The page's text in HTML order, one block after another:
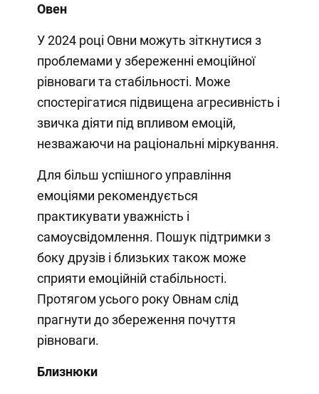
Овен
У 2024 році Овни можуть зіткнутися з
проблемами у збереженні емоційної
рівноваги та стабільності. Може
спостерігатися підвищена агресивність і
звичка діяти під впливом емоцій,
незважаючи на раціональні міркування.
Для більш успішного управління
емоціями рекомендується
практикувати уважність і
самоусвідомлення. Пошук підтримки з
боку друзів і близьких також може
сприяти емоційній стабільності.
Протягом усього року Овнам слід
прагнути до збереження почуття
рівноваги.
Близнюки